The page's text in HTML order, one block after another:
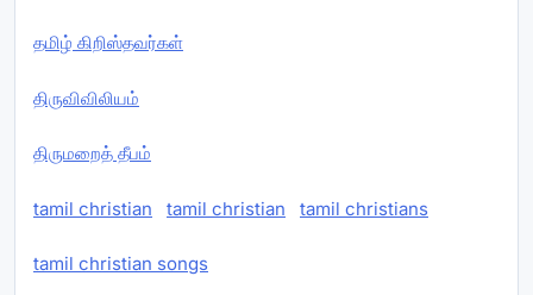
தமிழ் கிறிஸ்தவர்கள்
திருவிவிலியம்
திருமறைத் தீபம்
tamil christian tamil christian tamil christians
tamil christian songs